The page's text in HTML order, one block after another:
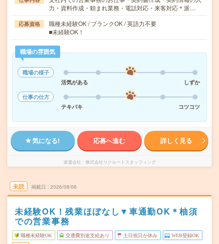
力・資料作成・頼まれ業務・電話対応・来客対応＊派…
応募資格
職種未経験OK / ブランクOK / 英語力不要
■未経験OK！
職場の雰囲気
職場の様子
活気がある
しずか
仕事の仕方
テキパキ
コツコツ
気になる! 応募へ進む 詳しく見る
派遣会社 株式会社リクルートスタッフィング
未読 掲載日 2026/08/06
未経験OK！残業ほぼなし▼車通勤OK＊柚須
での営業事務
職種未経験OK 交通費別途支給あり 土日祝日が休み WEB登録OK